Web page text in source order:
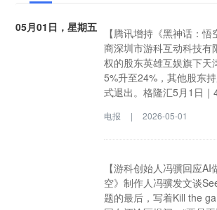
05月01日，星期五
【腾讯增持《黑神话：
商深圳市游科互动科技有
权的股东英雄互娱旗下天
5%升至24%，其他股东
式退出。格隆汇5月1日
金控科技有限公司退出
电报 | 2026-05-01
【游科创始人冯骥回应
空》制作人冯骥发文谈
题的最后，写着Kill the